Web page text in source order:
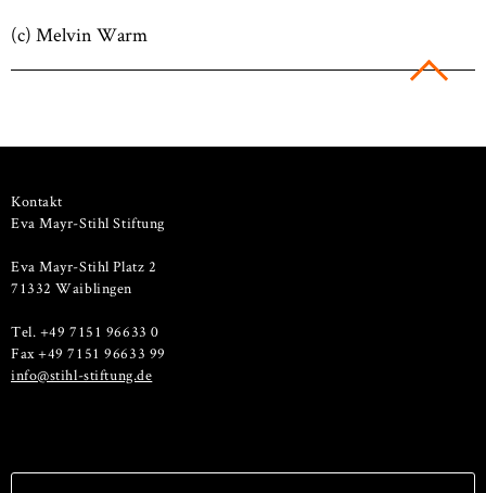
(c) Melvin Warm
Kontakt
Eva Mayr-Stihl Stiftung
Eva Mayr-Stihl Platz 2
71332 Waiblingen
Tel. +49 7151 96633 0
Fax +49 7151 96633 99
info@stihl-stiftung.de